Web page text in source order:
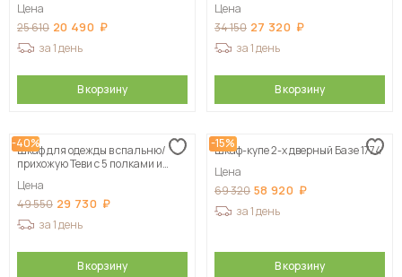
Цена
25 610 20 490
за 1 день
В корзину
Цена
34 150 27 320
за 1 день
В корзину
-40%
Шкаф для одежды в спальню/
прихожую Теви с 5 полками и
Цена
49 550 29 730
за 1 день
В корзину
-15%
Шкаф-купе 2-х дверный Базе 1774
Цена
69 320 58 920
за 1 день
В корзину